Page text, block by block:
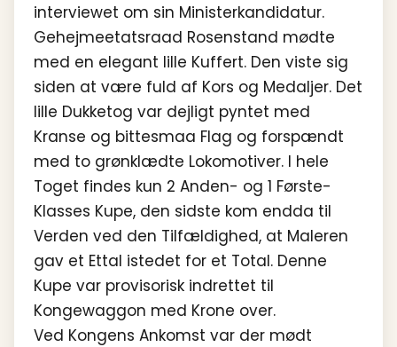
interviewet om sin Ministerkandidatur.
Gehejmeetatsraad Rosenstand mødte
med en elegant lille Kuffert. Den viste sig
siden at være fuld af Kors og Medaljer. Det
lille Dukketog var dejligt pyntet med
Kranse og bittesmaa Flag og forspændt
med to grønklædte Lokomotiver. I hele
Toget findes kun 2 Anden- og 1 Første-
Klasses Kupe, den sidste kom endda til
Verden ved den Tilfældighed, at Maleren
gav et Ettal istedet for et Total. Denne
Kupe var provisorisk indrettet til
Kongewaggon med Krone over.
Ved Kongens Ankomst var der mødt